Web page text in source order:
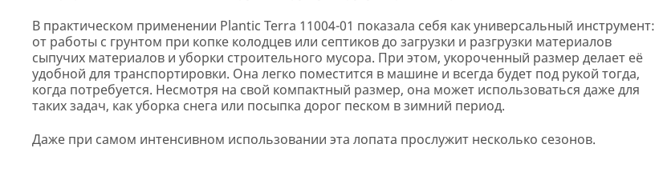
В практическом применении Plantic Terra 11004-01 показала себя как универсальный инструмент:
от работы с грунтом при копке колодцев или септиков до загрузки и разгрузки материалов
сыпучих материалов и уборки строительного мусора. При этом, укороченный размер делает её
удобной для транспортировки. Она легко поместится в машине и всегда будет под рукой тогда,
когда потребуется. Несмотря на свой компактный размер, она может использоваться даже для
таких задач, как уборка снега или посыпка дорог песком в зимний период.
Даже при самом интенсивном использовании эта лопата прослужит несколько сезонов.